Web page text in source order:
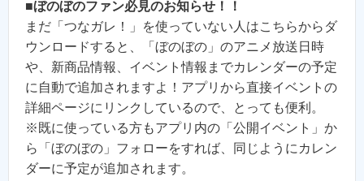
■ぼのぼのファン必見のお知らせ！！
まだ「つなガレ！」を使っていない人はこちらからダ
ウンロードすると、「ぼのぼの」のアニメ放送日時
や、新商品情報、イベント情報までカレンダーの予定
に自動で追加されますよ！アプリから直接イベントの
詳細ページにリンクしているので、とっても便利。
※既に使っている方もアプリ内の「公開イベント」か
ら「ぼのぼの」フォローをすれば、同じようにカレン
ダーに予定が追加されます。